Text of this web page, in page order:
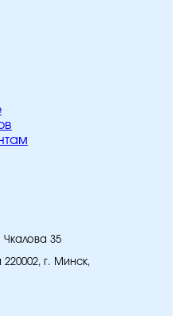
Чкалова 35
г. Минск,